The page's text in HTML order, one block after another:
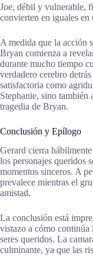
Joe, débil y vulnerable,
convierten en iguales en
A medida que la acción
Bryan comienza a
durante mucho tiempo
verdadero cerebro
satisfactoria como
Stephanie, sino también
tragedia de Bryan.
Conclusión y Epílogo
Gerard cierra
los personajes queridos
momentos sinceros. A
prevalece mientras el
amistad.
La conclusión está
vistazo a cómo
seres queridos. La
culminante, ya que las